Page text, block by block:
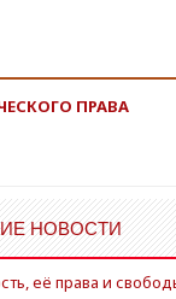
ПРАВА
НОВОСТИ
её права и